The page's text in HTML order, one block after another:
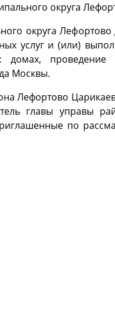
округа
округа
услуг и (или)
проведение
Москвы.
Лефортово
главы управы
по